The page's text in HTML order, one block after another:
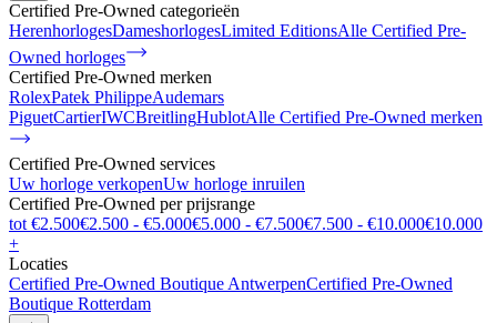
Certified Pre-Owned categorieën
HerenhorlogesDameshorlogesLimited EditionsAlle Certified Pre-
Owned horloges
Certified Pre-Owned merken
RolexPatek PhilippeAudemars
PiguetCartierIWCBreitlingHublotAlle Certified Pre-Owned merken
Certified Pre-Owned services
Uw horloge verkopenUw horloge inruilen
Certified Pre-Owned per prijsrange
tot €2.500€2.500 - €5.000€5.000 - €7.500€7.500 - €10.000€10.000
+
Locaties
Certified Pre-Owned Boutique AntwerpenCertified Pre-Owned
Boutique Rotterdam